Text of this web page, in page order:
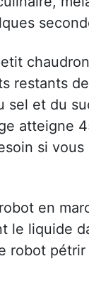
restants
sel et du
atteigne
si
en
le liquide
robot